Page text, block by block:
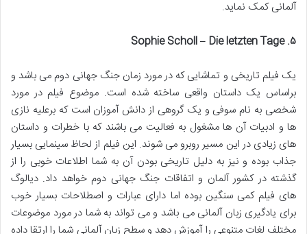
آلمانی کمک نماید.
۵. Sophie Scholl – Die letzten Tage
یک فیلم تاریخی و تماشایی که در مورد زمان جنگ جهانی دوم می باشد و
براساس یک داستان واقعی ساخته شده است. موضوع فیلم در مورد
شخصی به نام سوفی و یک گروهی از دانش آموزان است که برعلیه نازی
ها و ادبیات آن ها مشغول به فعالیت می باشند که با خطرات و داستان
های زیادی در این مسیر روبرو می شوند. این فیلم از لحاظ سینمایی بسیار
جذاب بوده و نیز به دلیل تاریخی بودن آن به شما اطلاعات خوبی را از
گذشته در کشور آلمان و اتفاقات جنگ جهانی دوم خواهد داد. دیالوگ
های فیلم کمی سنگین بوده اما دارای عبارات و اصطلاحات بسیار خوب
برای یادگیری زبان آلمانی می باشد و می تواند به شما در مورد موضوعات
مختلف لغات متنوعی را آموزش دهد و سطح زبان آلمانی شما را ارتقا داده